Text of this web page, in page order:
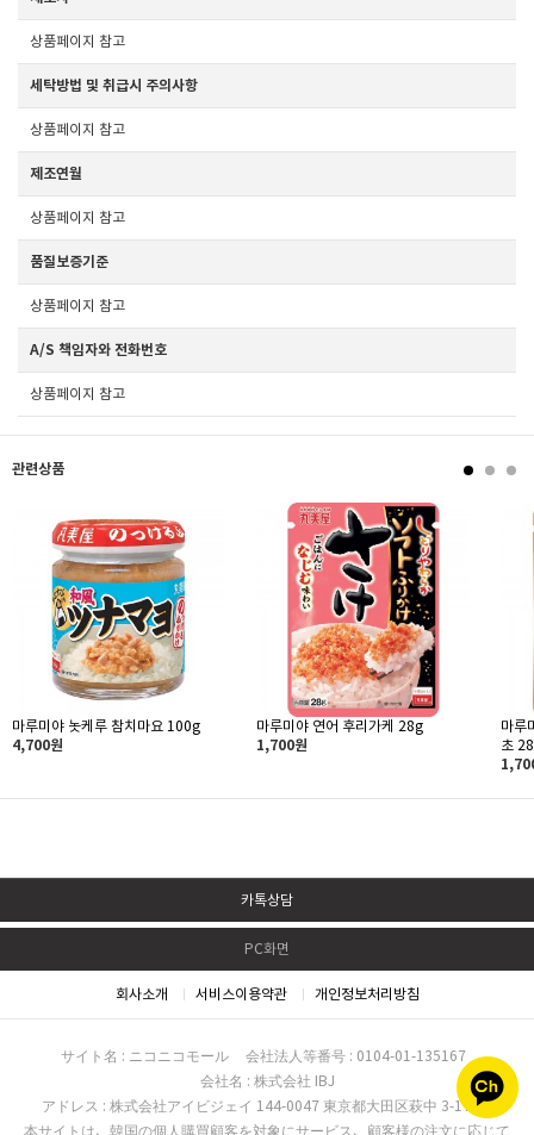
상품페이지 참고
세탁방법 및 취급시 주의사항
상품페이지 참고
제조연월
상품페이지 참고
품질보증기준
상품페이지 참고
A/S 책임자와 전화번호
상품페이지 참고
관련상품
마루미야 놋케루 참치마요 100g
4,700원
마루미야 연어 후리가케 28g
1,700원
마루
초
카톡상담
PC화면
회사소개 서비스이용약관 개인정보처리방침
サイト名 : ニコニコモール
会社法人等番号 : 0104-01-135167
会社名 : 株式会社 IBJ
アドレス : 株式会社アイビジェイ 144-0047 東京都大田区萩中 3-17-16
本サイトは、韓国の個人購買顧客を対象にサービス、顧客様の注文に応じて